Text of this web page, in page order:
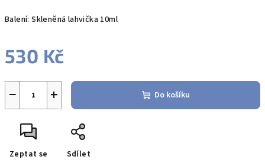
Balení: Skleněná lahvička 10ml
530 Kč
+
− Do košíku
Zeptat se Sdílet